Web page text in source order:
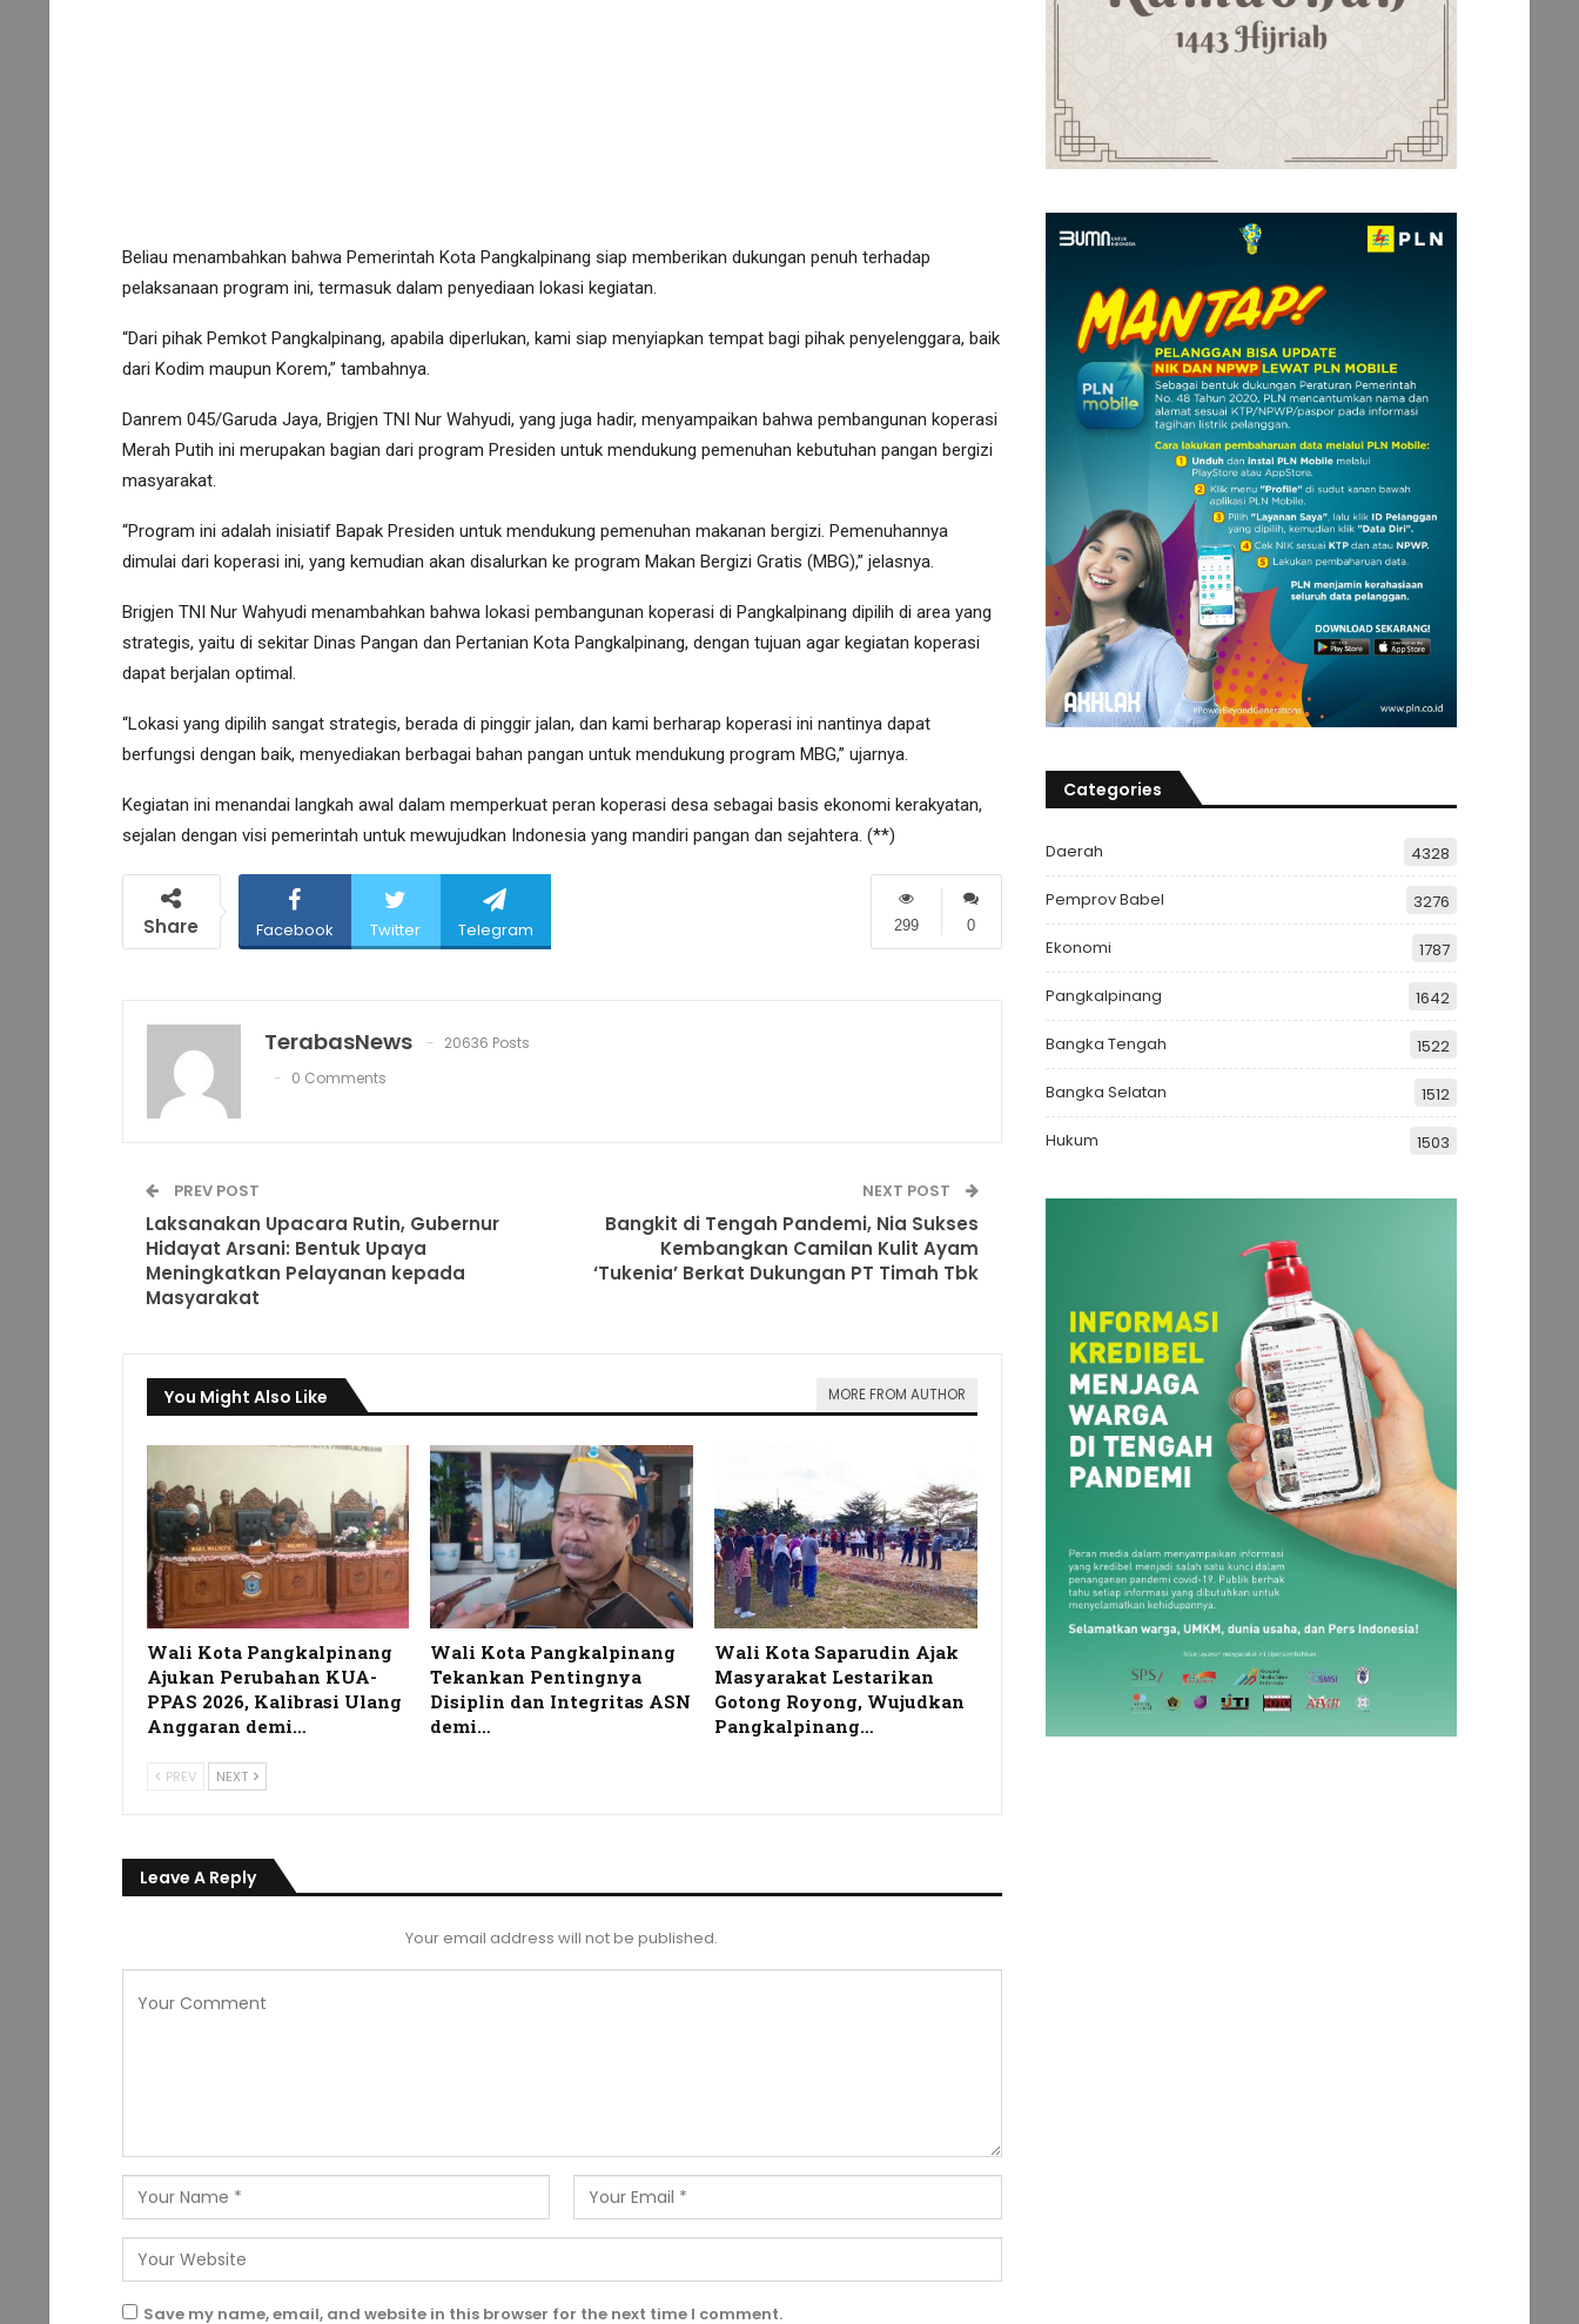
Beliau menambahkan bahwa Pemerintah Kota Pangkalpinang siap memberikan dukungan penuh terhadap
pelaksanaan program ini, termasuk dalam penyediaan lokasi kegiatan.
“Dari pihak Pemkot Pangkalpinang, apabila diperlukan, kami siap menyiapkan tempat bagi pihak penyelenggara, baik
dari Kodim maupun Korem,” tambahnya.
Danrem 045/Garuda Jaya, Brigjen TNI Nur Wahyudi, yang juga hadir, menyampaikan bahwa pembangunan koperasi
Merah Putih ini merupakan bagian dari program Presiden untuk mendukung pemenuhan kebutuhan pangan bergizi
masyarakat.
“Program ini adalah inisiatif Bapak Presiden untuk mendukung pemenuhan makanan bergizi. Pemenuhannya
dimulai dari koperasi ini, yang kemudian akan disalurkan ke program Makan Bergizi Gratis (MBG),” jelasnya.
Brigjen TNI Nur Wahyudi menambahkan bahwa lokasi pembangunan koperasi di Pangkalpinang dipilih di area yang
strategis, yaitu di sekitar Dinas Pangan dan Pertanian Kota Pangkalpinang, dengan tujuan agar kegiatan koperasi
dapat berjalan optimal.
“Lokasi yang dipilih sangat strategis, berada di pinggir jalan, dan kami berharap koperasi ini nantinya dapat
berfungsi dengan baik, menyediakan berbagai bahan pangan untuk mendukung program MBG,” ujarnya.
Kegiatan ini menandai langkah awal dalam memperkuat peran koperasi desa sebagai basis ekonomi kerakyatan,
sejalan dengan visi pemerintah untuk mewujudkan Indonesia yang mandiri pangan dan sejahtera. (**)
0
299
Share Facebook Twitter Telegram
TerabasNews
20636 Posts
0 Comments
PREV POST
Laksanakan Upacara Rutin, Gubernur
Hidayat Arsani: Bentuk Upaya
Meningkatkan Pelayanan kepada
Masyarakat
NEXT POST
Bangkit di Tengah Pandemi, Nia Sukses
Kembangkan Camilan Kulit Ayam
‘Tukenia’ Berkat Dukungan PT Timah Tbk
You Might Also Like MORE FROM AUTHOR
Wali Kota Pangkalpinang
Ajukan Perubahan KUA-
PPAS 2026, Kalibrasi Ulang
Anggaran demi…
Wali Kota Pangkalpinang
Tekankan Pentingnya
Disiplin dan Integritas ASN
demi…
Wali Kota Saparudin Ajak
Masyarakat Lestarikan
Gotong Royong, Wujudkan
Pangkalpinang…
PREV NEXT
Leave A Reply
Your email address will not be published.
Save my name, email, and website in this browser for the next time I comment.
Categories
Daerah 4328
Pemprov Babel 3276
Ekonomi 1787
Pangkalpinang 1642
Bangka Tengah 1522
Bangka Selatan 1512
Hukum 1503